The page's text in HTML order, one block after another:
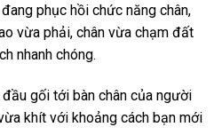
phục hồi chức năng chân,
vừa phải, chân vừa chạm đất
nhanh chóng.
gối tới bàn chân của người
khít với khoảng cách bạn mới